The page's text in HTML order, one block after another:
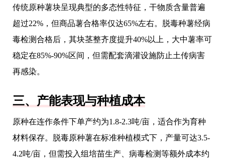
传统原种薯块呈现典型的多态性特征，干物质含量普遍
超过22%，但商品薯合格率仅达65%左右。脱毒种薯经病
毒检测合格后，其块茎整齐度提升40%以上，大中薯率可
稳定在85%-90%区间，但需配套滴灌设施防止土传病害
再感染。
三、产能表现与种植成本
原种在连作条件下单产约为1.8-2.3吨/亩，适合作为育种
材料保存。脱毒原种薯在标准种植模式下，产量可达3.5-
4.2吨/亩，但需投入组培苗生产、病毒检测等额外成本约